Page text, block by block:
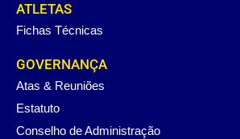
ATLETAS
Fichas Técnicas
GOVERNANÇA
Atas & Reuniões
Estatuto
Conselho de Administração